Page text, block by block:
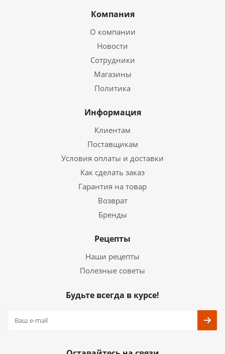
Компания
О компании
Новости
Сотрудники
Магазины
Политика
Информация
Клиентам
Поставщикам
Условия оплаты и доставки
Как сделать заказ
Гарантия на товар
Возврат
Бренды
Рецепты
Наши рецепты
Полезные советы
Будьте всегда в курсе!